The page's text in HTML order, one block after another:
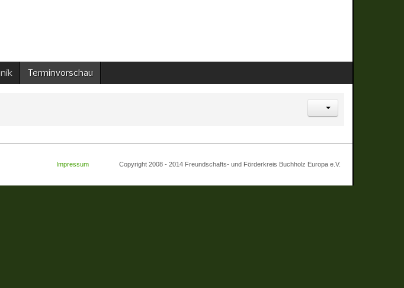
Terminvorschau
Impressum Copyright 2008 - 2014 Freundschafts- und Förderkreis Buchholz Europa e.V.